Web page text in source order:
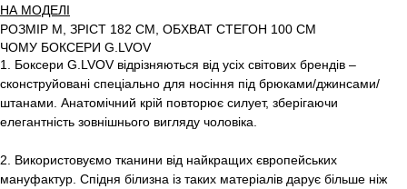
НА МОДЕЛІ
РОЗМІР M, ЗРІСТ 182 СМ, ОБХВАТ СТЕГОН 100 СМ
ЧОМУ БОКСЕРИ G.LVOV
1. Боксери G.LVOV відрізняються від усіх світових брендів –
сконструйовані спеціально для носіння під брюками/джинсами/
штанами. Анатомічний крій повторює силует, зберігаючи
елегантність зовнішнього вигляду чоловіка.
2. Використовуємо тканини від найкращих європейських
мануфактур. Спідня білизна із таких матеріалів дарує більше ніж